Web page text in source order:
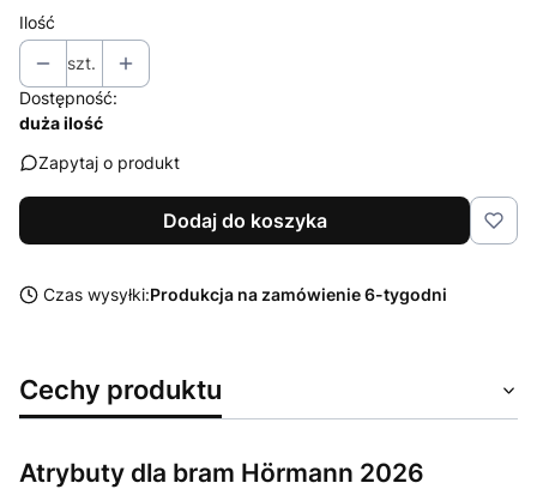
Ilość
szt.
Dostępność:
duża ilość
Zapytaj o produkt
Dodaj do koszyka
Czas wysyłki:Produkcja na zamówienie 6-tygodni
Cechy produktu
Atrybuty dla bram Hörmann 2026